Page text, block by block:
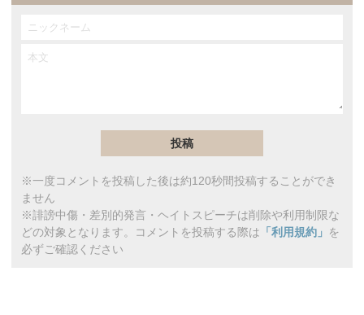
※一度コメントを投稿した後は約120秒間投稿することができ
ません
※誹謗中傷・差別的発言・ヘイトスピーチは削除や利用制限な
どの対象となります。コメントを投稿する際は 「利用規約」 を
必ずご確認ください